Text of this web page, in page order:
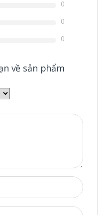
0
0
0
về sản phẩm